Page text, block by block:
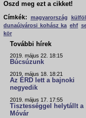
Oszd meg ezt a cikket!
Címkék:
magyarország
dunaújvárosi kohász ka ehf
kör
További hírek
2019. május 22. 18:15
Búcsúzunk
2019. május 18. 18:21
Az ÉRD lett a bajnoki
negyedik
2019. május 17. 17:55
Tisztességgel helytállt a
Móvár